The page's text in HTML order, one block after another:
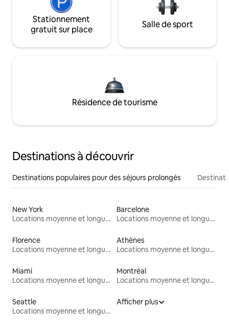
Stationnement
gratuit sur place
Salle de sport
Résidence de tourisme
Destinations à découvrir
Destinations populaires pour des séjours prolongés
New York
Locations moyenne et longue durée
Barcelone
Locations moyenne et longue durée
Florence
Locations moyenne et longue durée
Athènes
Locations moyenne et longue durée
Miami
Locations moyenne et longue durée
Montréal
Locations moyenne et longue durée
Seattle
Locations moyenne et longue durée
Afficher plus